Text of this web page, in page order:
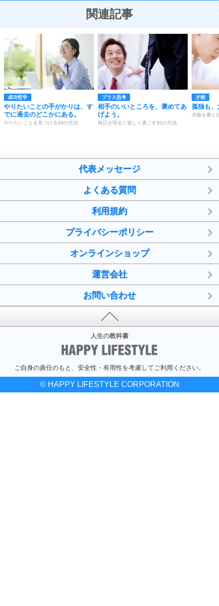
関連記事
成功哲学
やりたいことの手がかりは、す
でに過去のどこかにある。
やりたいことを見つける30の方法
プラス思考
相手のいいところを、褒めてあ
げよう。
毎日を明るく楽しく過ごす30の方法
才能
孤独も、
才能を磨く
代表メッセージ
よくある質問
利用規約
プライバシーポリシー
オンラインショップ
運営会社
お問い合わせ
人生の教科書
ご自身の責任のもと、安全性・有用性を考慮してご利用ください。
© HAPPY LIFESTYLE CORPORATION